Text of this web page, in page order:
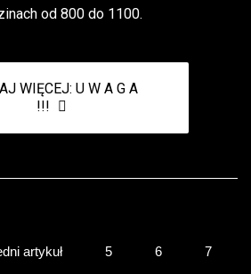
od 800 do 1100.
WIĘCEJ: U W A G A
!!!
artykuł 5 6 7